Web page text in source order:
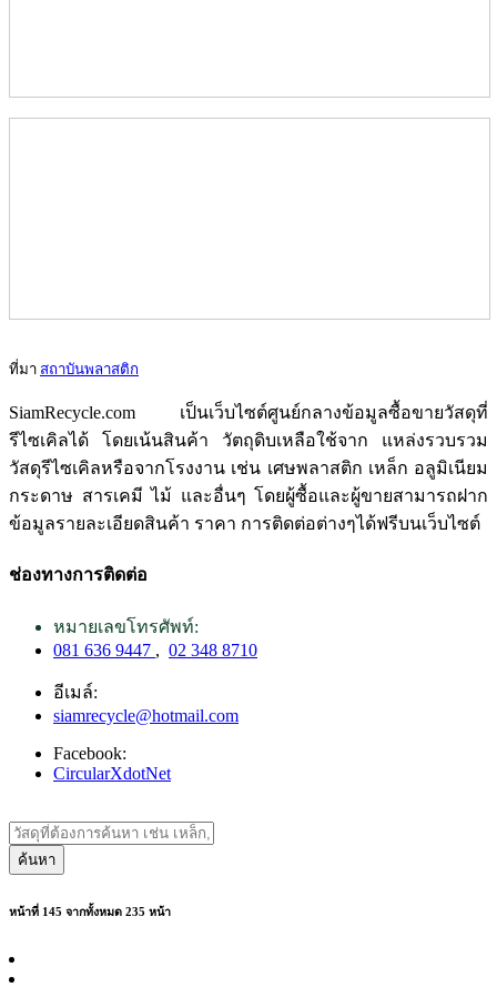
ที่มา สถาบันพลาสติก
SiamRecycle.com เป็นเว็บไซต์ศูนย์กลางข้อมูลซื้อขายวัสดุที่
รีไซเคิลได้ โดยเน้นสินค้า วัตถุดิบเหลือใช้จาก แหล่งรวบรวม
วัสดุรีไซเคิลหรือจากโรงงาน เช่น เศษพลาสติก เหล็ก อลูมิเนียม
กระดาษ สารเคมี ไม้ และอื่นๆ โดยผู้ซื้อและผู้ขายสามารถฝาก
ข้อมูลรายละเอียดสินค้า ราคา การติดต่อต่างๆได้ฟรีบนเว็บไซต์
ช่องทางการติดต่อ
หมายเลขโทรศัพท์:
081 636 9447 , 02 348 8710
อีเมล์:
siamrecycle@hotmail.com
Facebook:
CircularXdotNet
ค้นหา
หน้าที่ 145 จากทั้งหมด 235 หน้า